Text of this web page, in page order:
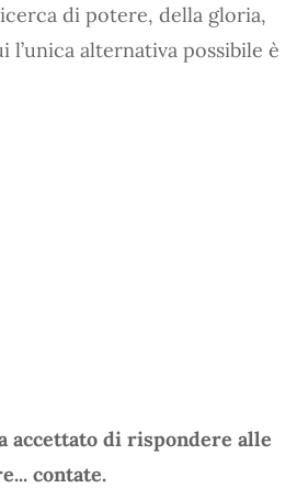
di potere, della gloria,
l’unica alternativa possibile è
accettato di rispondere alle
contate.